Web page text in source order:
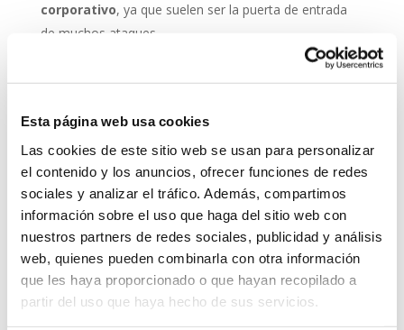
Esta página web usa cookies
Las cookies de este sitio web se usan para personalizar
el contenido y los anuncios, ofrecer funciones de redes
sociales y analizar el tráfico. Además, compartimos
información sobre el uso que haga del sitio web con
nuestros partners de redes sociales, publicidad y análisis
web, quienes pueden combinarla con otra información
que les haya proporcionado o que hayan recopilado a
partir del uso que haya hecho de sus servicios.
corporativo, ya que suelen ser la puerta de entrada
de muchos ataques.
Protege los accesos a tus sistemas de gestión
empresarialcon doble verificación.
que el malware no comprometa el segundo factor.
Educa a tu equiposobre la importancia de usar la
2FA y cómo aplicarla correctamente.
Revisa periódicamente las configuraciones, ya
que los métodos de autenticación pueden actualizarse
con el tiempo.
Grupo-System, ¿Quiénes somos?
En System Network Communication, con más de 15